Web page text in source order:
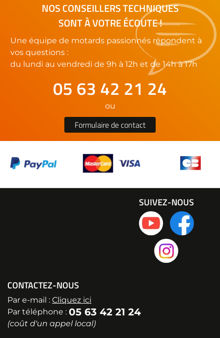
NOS CONSEILLERS TECHNIQUES
SONT À VOTRE ÉCOUTE !
Une équipe de motards passionnés répondent à
vos questions :
du lundi au vendredi de 9h à 12h et de 14h à 17h
05 63 42 21 24
ou
Formulaire de contact
CONTACTEZ-NOUS
Par e-mail : Cliquez ici
Par téléphone : 05 63 42 21 24
(coût d'un appel local)
SUIVEZ-NOUS